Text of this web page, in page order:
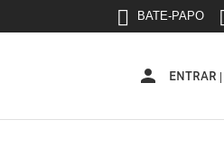
BATE-PAPO
ENTRAR
ENTRAR |